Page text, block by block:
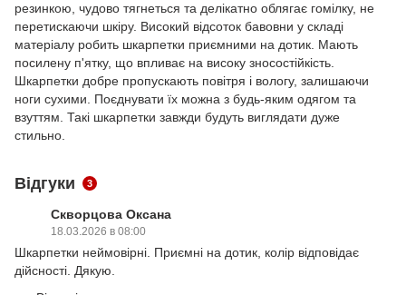
резинкою, чудово тягнеться та делікатно облягає гомілку, не
перетискаючи шкіру. Високий відсоток бавовни у складі
матеріалу робить шкарпетки приємними на дотик. Мають
посилену п'ятку, що впливає на високу зносостійкість.
Шкарпетки добре пропускають повітря і вологу, залишаючи
ноги сухими. Поєднувати їх можна з будь-яким одягом та
взуттям. Такі шкарпетки завжди будуть виглядати дуже
стильно.
Відгуки 3
Скворцова Оксана
18.03.2026 в 08:00
Шкарпетки неймовірні. Приємні на дотик, колір відповідає
дійсності. Дякую.